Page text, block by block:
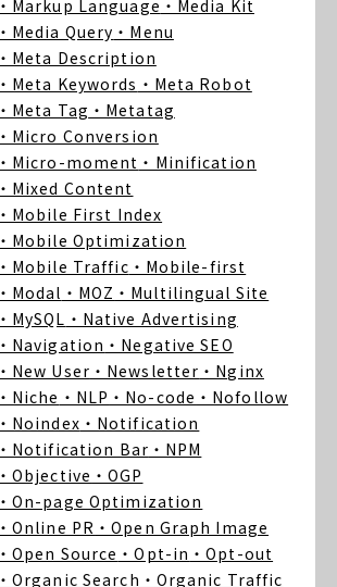
・Markup Language ・Media Kit
・Media Query ・Menu
・Meta Description
・Meta Keywords ・Meta Robot
・Meta Tag ・Metatag
・Micro Conversion
・Micro-moment ・Minification
・Mixed Content
・Mobile First Index
・Mobile Optimization
・Mobile Traffic ・Mobile-first
・Modal ・MOZ ・Multilingual Site
・MySQL ・Native Advertising
・Navigation ・Negative SEO
・New User ・Newsletter ・Nginx
・Niche ・NLP ・No-code ・Nofollow
・Noindex ・Notification
・Notification Bar ・NPM
・Objective ・OGP
・On-page Optimization
・Online PR ・Open Graph Image
・Open Source ・Opt-in ・Opt-out
・Organic Search ・Organic Traffic